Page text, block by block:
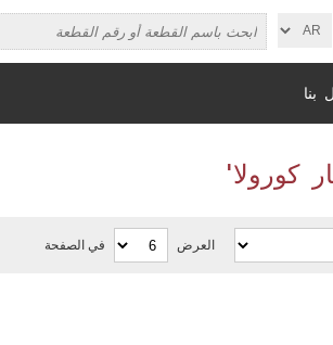
بنا
كورولا'
العرض في الصفحة